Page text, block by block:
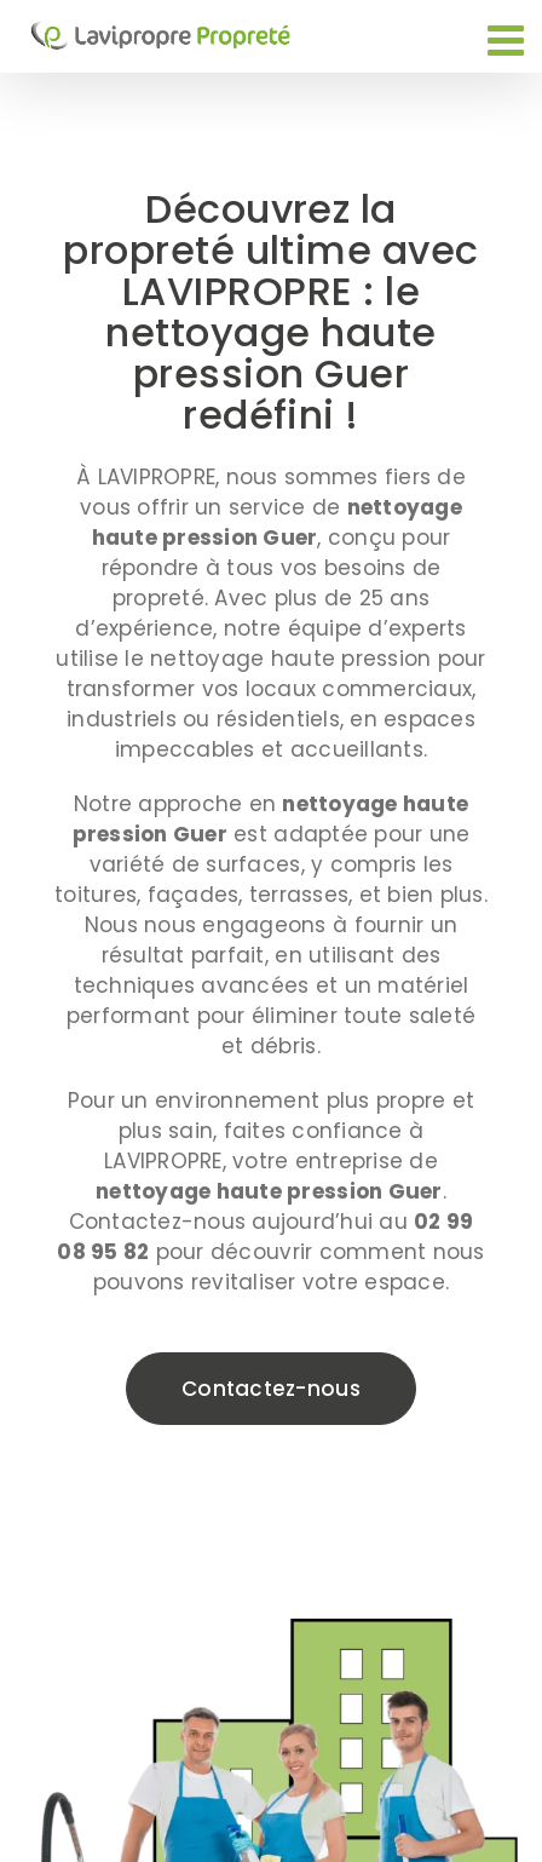
Découvrez la
propreté ultime avec
LAVIPROPRE : le
nettoyage haute
pression Guer
redéfini !
À LAVIPROPRE, nous sommes fiers de
vous offrir un service de nettoyage
haute pression Guer, conçu pour
répondre à tous vos besoins de
propreté. Avec plus de 25 ans
d’expérience, notre équipe d’experts
utilise le nettoyage haute pression pour
transformer vos locaux commerciaux,
industriels ou résidentiels, en espaces
impeccables et accueillants.
Notre approche en nettoyage haute
pression Guer est adaptée pour une
variété de surfaces, y compris les
toitures, façades, terrasses, et bien plus.
Nous nous engageons à fournir un
résultat parfait, en utilisant des
techniques avancées et un matériel
performant pour éliminer toute saleté
et débris.
Pour un environnement plus propre et
plus sain, faites confiance à
LAVIPROPRE, votre entreprise de
nettoyage haute pression Guer.
Contactez-nous aujourd’hui au 02 99
08 95 82 pour découvrir comment nous
pouvons revitaliser votre espace.
Contactez-nous